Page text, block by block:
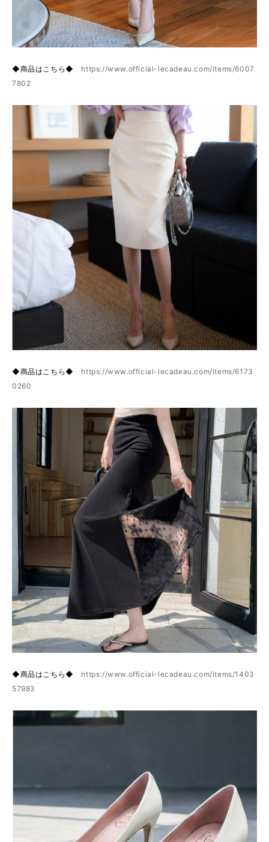
◆商品はこちら◆ https://www.official-lecadeau.com/items/6007
7802
◆商品はこちら◆ https://www.official-lecadeau.com/items/6173
0260
◆商品はこちら◆ https://www.official-lecadeau.com/items/1403
57983